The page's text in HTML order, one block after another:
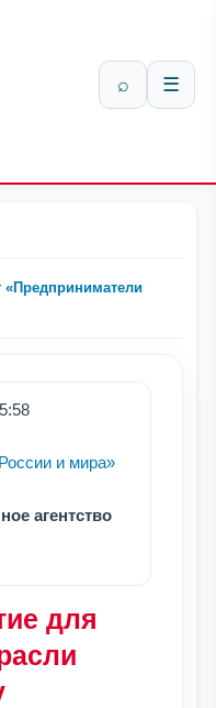
⌕ ☰
«Предприниматели
и мира»
агентство
для